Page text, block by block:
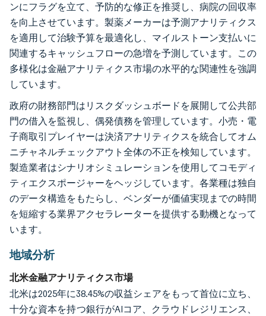
ンにフラグを立て、予防的な修正を推奨し、病院の回収率
を向上させています。製薬メーカーは予測アナリティクス
を適用して治験予算を最適化し、マイルストーン支払いに
関連するキャッシュフローの急増を予測しています。この
多様化は金融アナリティクス市場の水平的な関連性を強調
しています。
政府の財務部門はリスクダッシュボードを展開して公共部
門の借入を監視し、偶発債務を管理しています。小売・電
子商取引プレイヤーは決済アナリティクスを統合してオム
ニチャネルチェックアウト全体の不正を検知しています。
製造業者はシナリオシミュレーションを使用してコモディ
ティエクスポージャーをヘッジしています。各業種は独自
のデータ構造をもたらし、ベンダーが価値実現までの時間
を短縮する業界アクセラレーターを提供する動機となって
います。
地域分析
北米金融アナリティクス市場
北米は2025年に38.45%の収益シェアをもって首位に立ち、
十分な資本を持つ銀行がAIコア、クラウドレジリエンス、